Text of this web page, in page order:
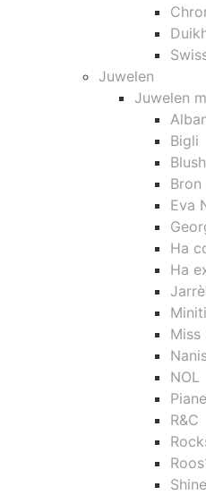
Juwelen
Juwelen
Bigli
Blush
Bron
Eva
Ha
Ha
Miss
NOL
R&C